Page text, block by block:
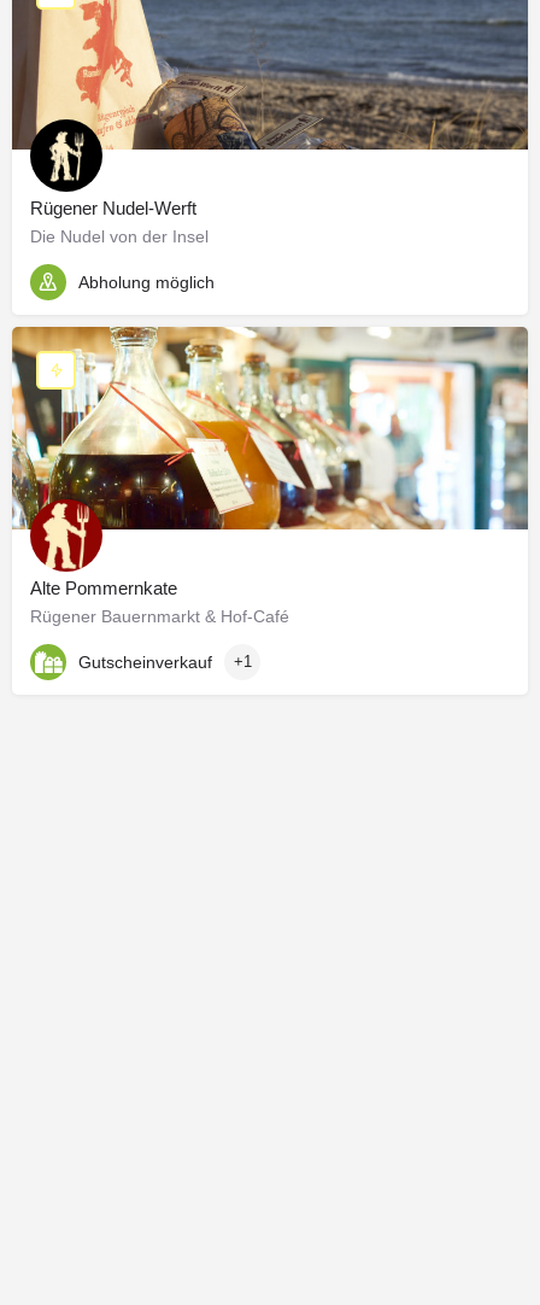
Rügener Nudel-Werft
Die Nudel von der Insel
Abholung möglich
Alte Pommernkate
Rügener Bauernmarkt & Hof-Café
Gutscheinverkauf +1